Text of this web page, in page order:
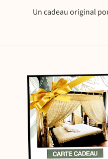
Un cadeau original